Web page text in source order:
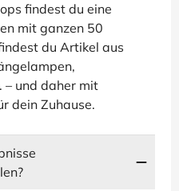
findest du eine
mit ganzen 50
du Artikel aus
– und daher mit
dein Zuhause.